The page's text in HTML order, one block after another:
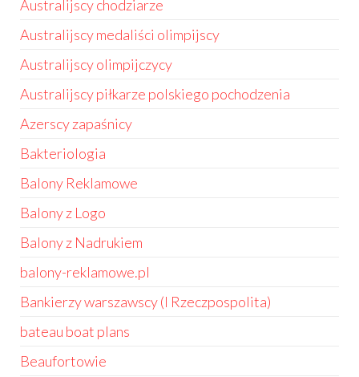
Australijscy chodziarze
Australijscy medaliści olimpijscy
Australijscy olimpijczycy
Australijscy piłkarze polskiego pochodzenia
Azerscy zapaśnicy
Bakteriologia
Balony Reklamowe
Balony z Logo
Balony z Nadrukiem
balony-reklamowe.pl
Bankierzy warszawscy (I Rzeczpospolita)
bateau boat plans
Beaufortowie